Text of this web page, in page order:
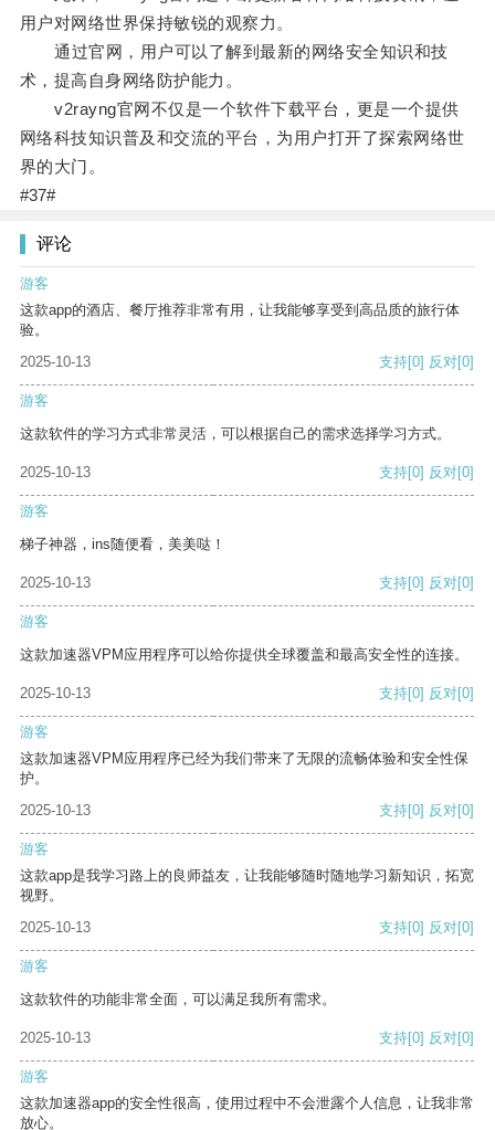
用户对网络世界保持敏锐的观察力。
通过官网，用户可以了解到最新的网络安全知识和技
术，提高自身网络防护能力。
v2rayng官网不仅是一个软件下载平台，更是一个提供
网络科技知识普及和交流的平台，为用户打开了探索网络世
界的大门。
#37#
评论
游客
这款app的酒店、餐厅推荐非常有用，让我能够享受到高品质的旅行体
验。
2025-10-13
支持[0] 反对[0]
游客
这款软件的学习方式非常灵活，可以根据自己的需求选择学习方式。
2025-10-13 支持[0] 反对[0]
游客
梯子神器，ins随便看，美美哒！
2025-10-13 支持[0] 反对[0]
游客
这款加速器VPM应用程序可以给你提供全球覆盖和最高安全性的连接。
2025-10-13 支持[0] 反对[0]
游客
这款加速器VPM应用程序已经为我们带来了无限的流畅体验和安全性保
护。
2025-10-13
支持[0] 反对[0]
游客
这款app是我学习路上的良师益友，让我能够随时随地学习新知识，拓宽
视野。
2025-10-13
支持[0] 反对[0]
游客
这款软件的功能非常全面，可以满足我所有需求。
2025-10-13 支持[0] 反对[0]
游客
这款加速器app的安全性很高，使用过程中不会泄露个人信息，让我非常
放心。